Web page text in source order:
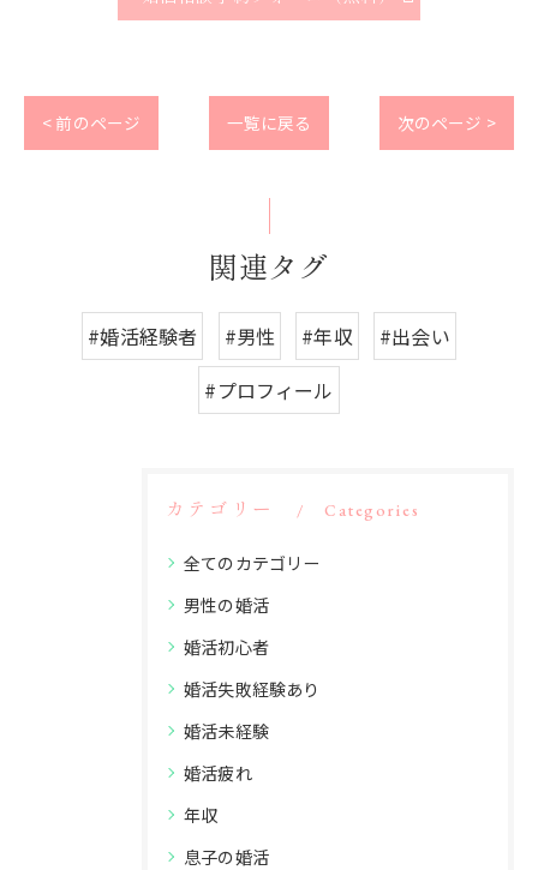
< 前のページ 一覧に戻る 次のページ >
関連タグ
#婚活経験者 #男性 #年収
#出会い
#プロフィール
カテゴリー Categories
全てのカテゴリー
男性の婚活
婚活初心者
婚活失敗経験あり
婚活未経験
婚活疲れ
年収
息子の婚活